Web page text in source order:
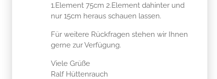
1.Element 75cm 2.Element dahinter und
nur 15cm heraus schauen lassen.
Für weitere Rückfragen stehen wir Ihnen
gerne zur Verfügung.
Viele Grüße
Ralf Hüttenrauch